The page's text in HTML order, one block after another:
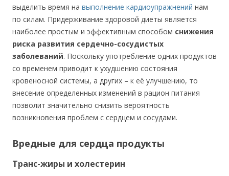
выделить время на выполнение кардиоупражнений нам
по силам. Придерживание здоровой диеты является
наиболее простым и эффективным способом снижения
риска развития сердечно-сосудистых
заболеваний. Поскольку употребление одних продуктов
со временем приводит к ухудшению состояния
кровеносной системы, а других – к её улучшению, то
внесение определенных изменений в рацион питания
позволит значительно снизить вероятность
возникновения проблем с сердцем и сосудами.
Вредные для сердца продукты
Транс-жиры и холестерин